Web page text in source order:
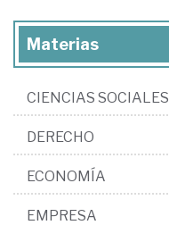
Materias
CIENCIAS SOCIALES
DERECHO
ECONOMÍA
EMPRESA